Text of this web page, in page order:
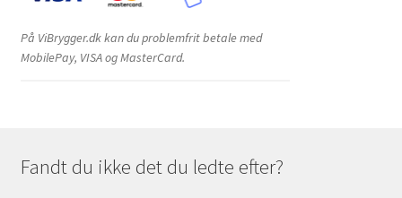
På ViBrygger.dk kan du problemfrit betale med
MobilePay, VISA og MasterCard.
Fandt du ikke det du ledte efter?